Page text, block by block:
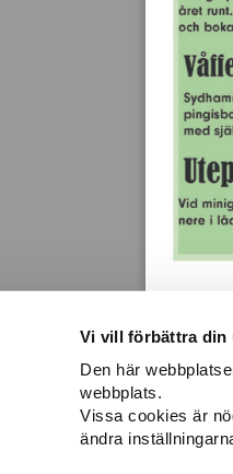
Vi vill förbättra din
Den här
webbplats.
Vissa cookies är
ändra
OSS